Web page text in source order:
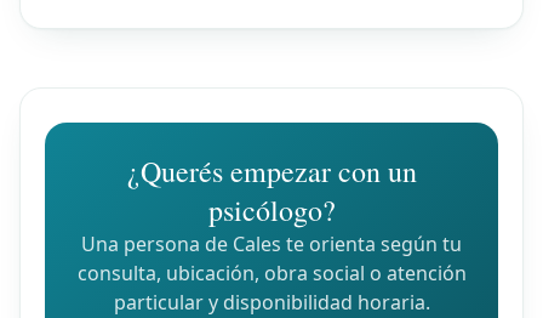
¿Querés empezar con un
psicólogo?
Una persona de Cales te orienta según tu
consulta, ubicación, obra social o atención
particular y disponibilidad horaria.